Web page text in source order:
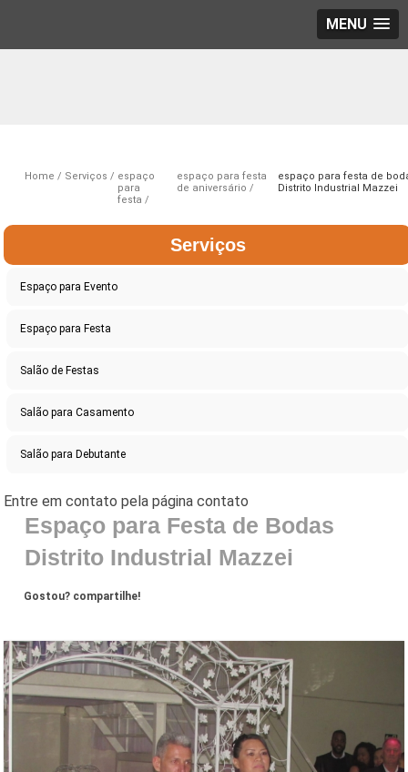
MENU
Home Serviços
espaço
para
festa
espaço para festa
de aniversário
espaço para festa de
Distrito Industrial Mazzei
Serviços
Espaço para Evento
Espaço para Festa
Salão de Festas
Salão para Casamento
Salão para Debutante
Espaço para Festa de Bodas
Distrito Industrial Mazzei
Gostou? compartilhe!